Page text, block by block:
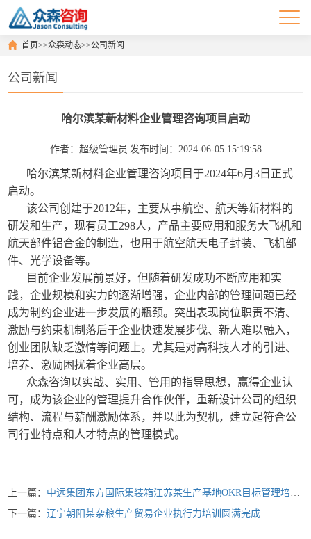
首页>>众森动态>>公司新闻
公司新闻
哈尔滨某新材料企业管理咨询项目启动
作者：超级管理员 发布时间：2024-06-05 15:19:58
哈尔滨某新材料企业管理咨询项目于2024年6月3日正式
启动。
该公司创建于2012年，主要从事航空、航天等新材料的
研发和生产，现有员工298人，产品主要应用和服务大飞机和
航天部件铝合金的制造，也用于航空航天电子封装、飞机部
件、光学设备等。
目前企业发展前景好，但随着研发成功不断应用和实
践，企业规模和实力的逐渐增强，企业内部的管理问题已经
成为制约企业进一步发展的瓶颈。突出表现岗位职责不清、
激励与约束机制落后于企业快速发展步伐、新人难以融入，
创业团队缺乏激情等问题上。尤其是对高科技人才的引进、
培养、激励困扰着企业高层。
众森咨询以实战、实用、管用的指导思想，赢得企业认
可，成为该企业的管理提升合作伙伴，重新设计公司的组织
结构、流程与薪酬激励体系，并以此为契机，建立起符合公
司行业特点和人才特点的管理模式。
上一篇： 中远集团东方国际集装箱江苏某生产基地OKR目标管理培训圆满完成
下一篇：辽宁朝阳某杂粮生产贸易企业执行力培训圆满完成